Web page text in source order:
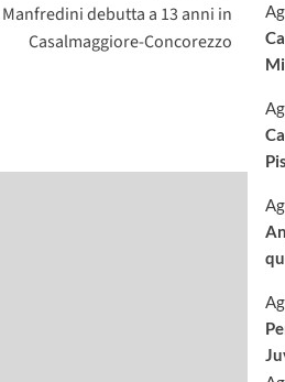
debutta a 13 anni in
Casalmaggiore-Concorezzo